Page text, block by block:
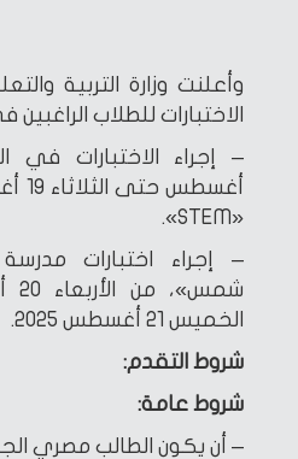
وأعلنت وزارة التربية
الاختبارات للطلاب
«STEM».
– إجراء اختبارات
الخميس 21 أغسطس 2025.
شروط التقدم:
شروط عامة:
– أن يكون الطالب مصري